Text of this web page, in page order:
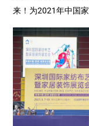
来！为2021年中国